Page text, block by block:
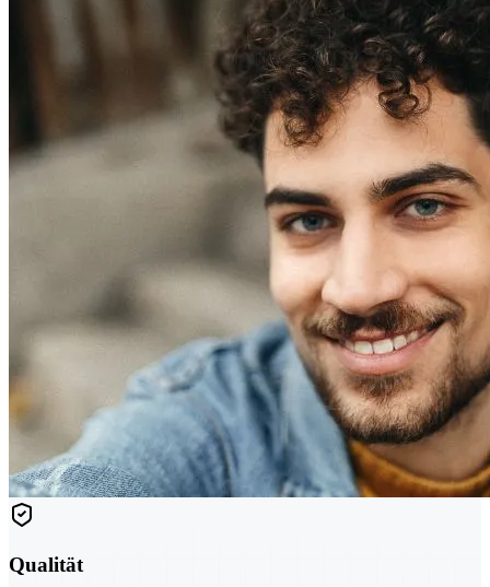
Qualität